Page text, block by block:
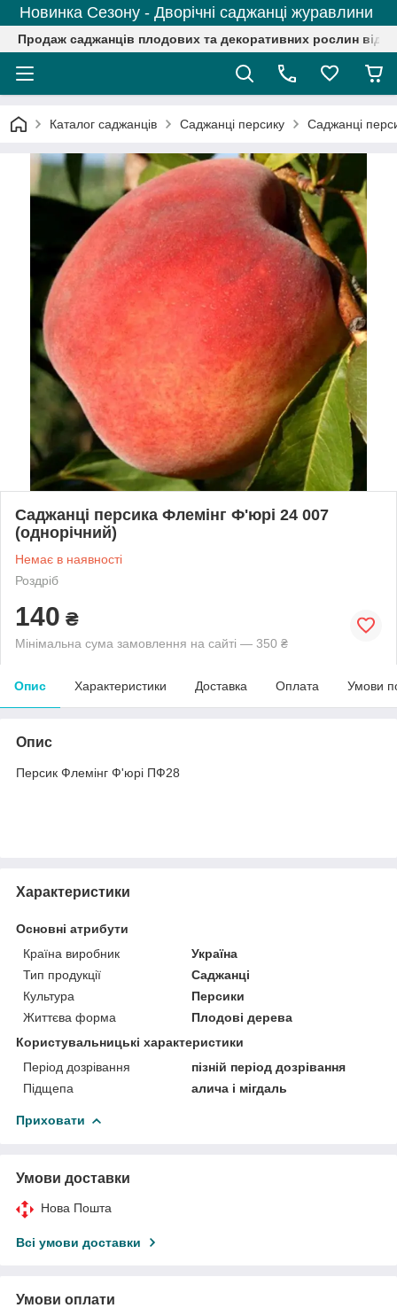
Новинка Сезону - Дворічні саджанці журавлини
Продаж саджанців плодових та декоративних рослин від
Каталог саджанців Саджанці персику Саджанці
Саджанці персика Флемінг Ф'юрі 24 007
(однорічний)
Немає в наявності
Роздріб
140 ₴
Мінімальна сума замовлення на сайті — 350 ₴
Опис Характеристики Доставка Оплата Умови
Опис
Персик Флемінг Ф'юрі ПФ28
Характеристики
Основні атрибути
Країна виробник
Україна
Тип продукції
Саджанці
Культура
Персики
Життєва форма
Плодові дерева
Користувальницькі характеристики
Період дозрівання
пізній період дозрівання
Підщепа
алича і мігдаль
Приховати
Умови доставки
Нова Пошта
Всі умови доставки
Умови оплати